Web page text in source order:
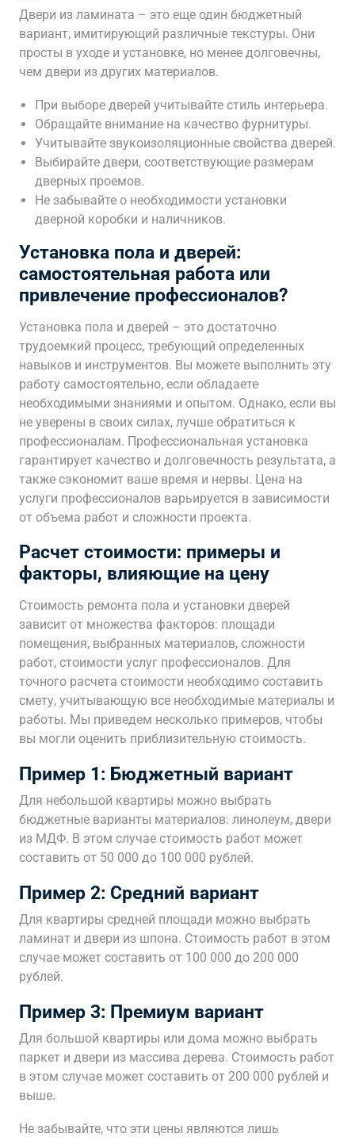
Двери из ламината – это еще один бюджетный
вариант, имитирующий различные текстуры. Они
просты в уходе и установке, но менее долговечны,
чем двери из других материалов.
При выборе дверей учитывайте стиль интерьера.
Обращайте внимание на качество фурнитуры.
Учитывайте звукоизоляционные свойства дверей.
Выбирайте двери, соответствующие размерам
дверных проемов.
Не забывайте о необходимости установки
дверной коробки и наличников.
Установка пола и дверей:
самостоятельная работа или
привлечение профессионалов?
Установка пола и дверей – это достаточно
трудоемкий процесс, требующий определенных
навыков и инструментов. Вы можете выполнить эту
работу самостоятельно, если обладаете
необходимыми знаниями и опытом. Однако, если вы
не уверены в своих силах, лучше обратиться к
профессионалам. Профессиональная установка
гарантирует качество и долговечность результата, а
также сэкономит ваше время и нервы. Цена на
услуги профессионалов варьируется в зависимости
от объема работ и сложности проекта.
Расчет стоимости: примеры и
факторы, влияющие на цену
Стоимость ремонта пола и установки дверей
зависит от множества факторов: площади
помещения, выбранных материалов, сложности
работ, стоимости услуг профессионалов. Для
точного расчета стоимости необходимо составить
смету, учитывающую все необходимые материалы и
работы. Мы приведем несколько примеров, чтобы
вы могли оценить приблизительную стоимость.
Пример 1: Бюджетный вариант
Для небольшой квартиры можно выбрать
бюджетные варианты материалов: линолеум, двери
из МДФ. В этом случае стоимость работ может
составить от 50 000 до 100 000 рублей.
Пример 2: Средний вариант
Для квартиры средней площади можно выбрать
ламинат и двери из шпона. Стоимость работ в этом
случае может составить от 100 000 до 200 000
рублей.
Пример 3: Премиум вариант
Для большой квартиры или дома можно выбрать
паркет и двери из массива дерева. Стоимость работ
в этом случае может составить от 200 000 рублей и
выше.
Не забывайте, что эти цены являются лишь